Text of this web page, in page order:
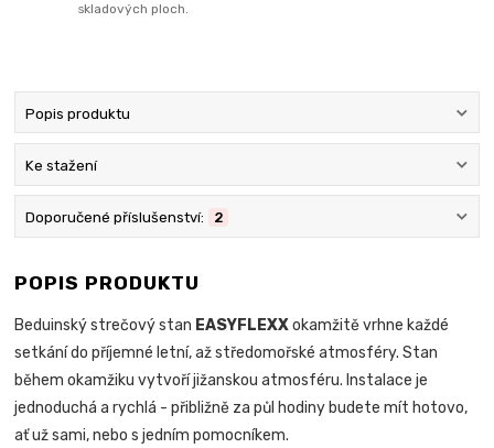
skladových ploch.
Popis produktu
Ke stažení
Doporučené příslušenství: 2
POPIS PRODUKTU
Beduinský strečový stan EASYFLEXXokamžitě vrhne každé
setkání do příjemné letní, až středomořské atmosféry. Stan
během okamžiku vytvoří jižanskou atmosféru. Instalace je
jednoduchá a rychlá - přibližně za půl hodiny budete mít hotovo,
ať už sami, nebo s jedním pomocníkem.